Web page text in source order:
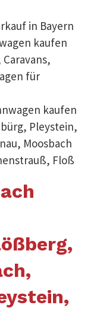
in Bayern
kaufen
Caravans,
für
kaufen
Pleystein,
Moosbach
Floß